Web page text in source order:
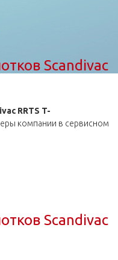
Scandivac
RRTS T-
компании в сервисном
Scandivac